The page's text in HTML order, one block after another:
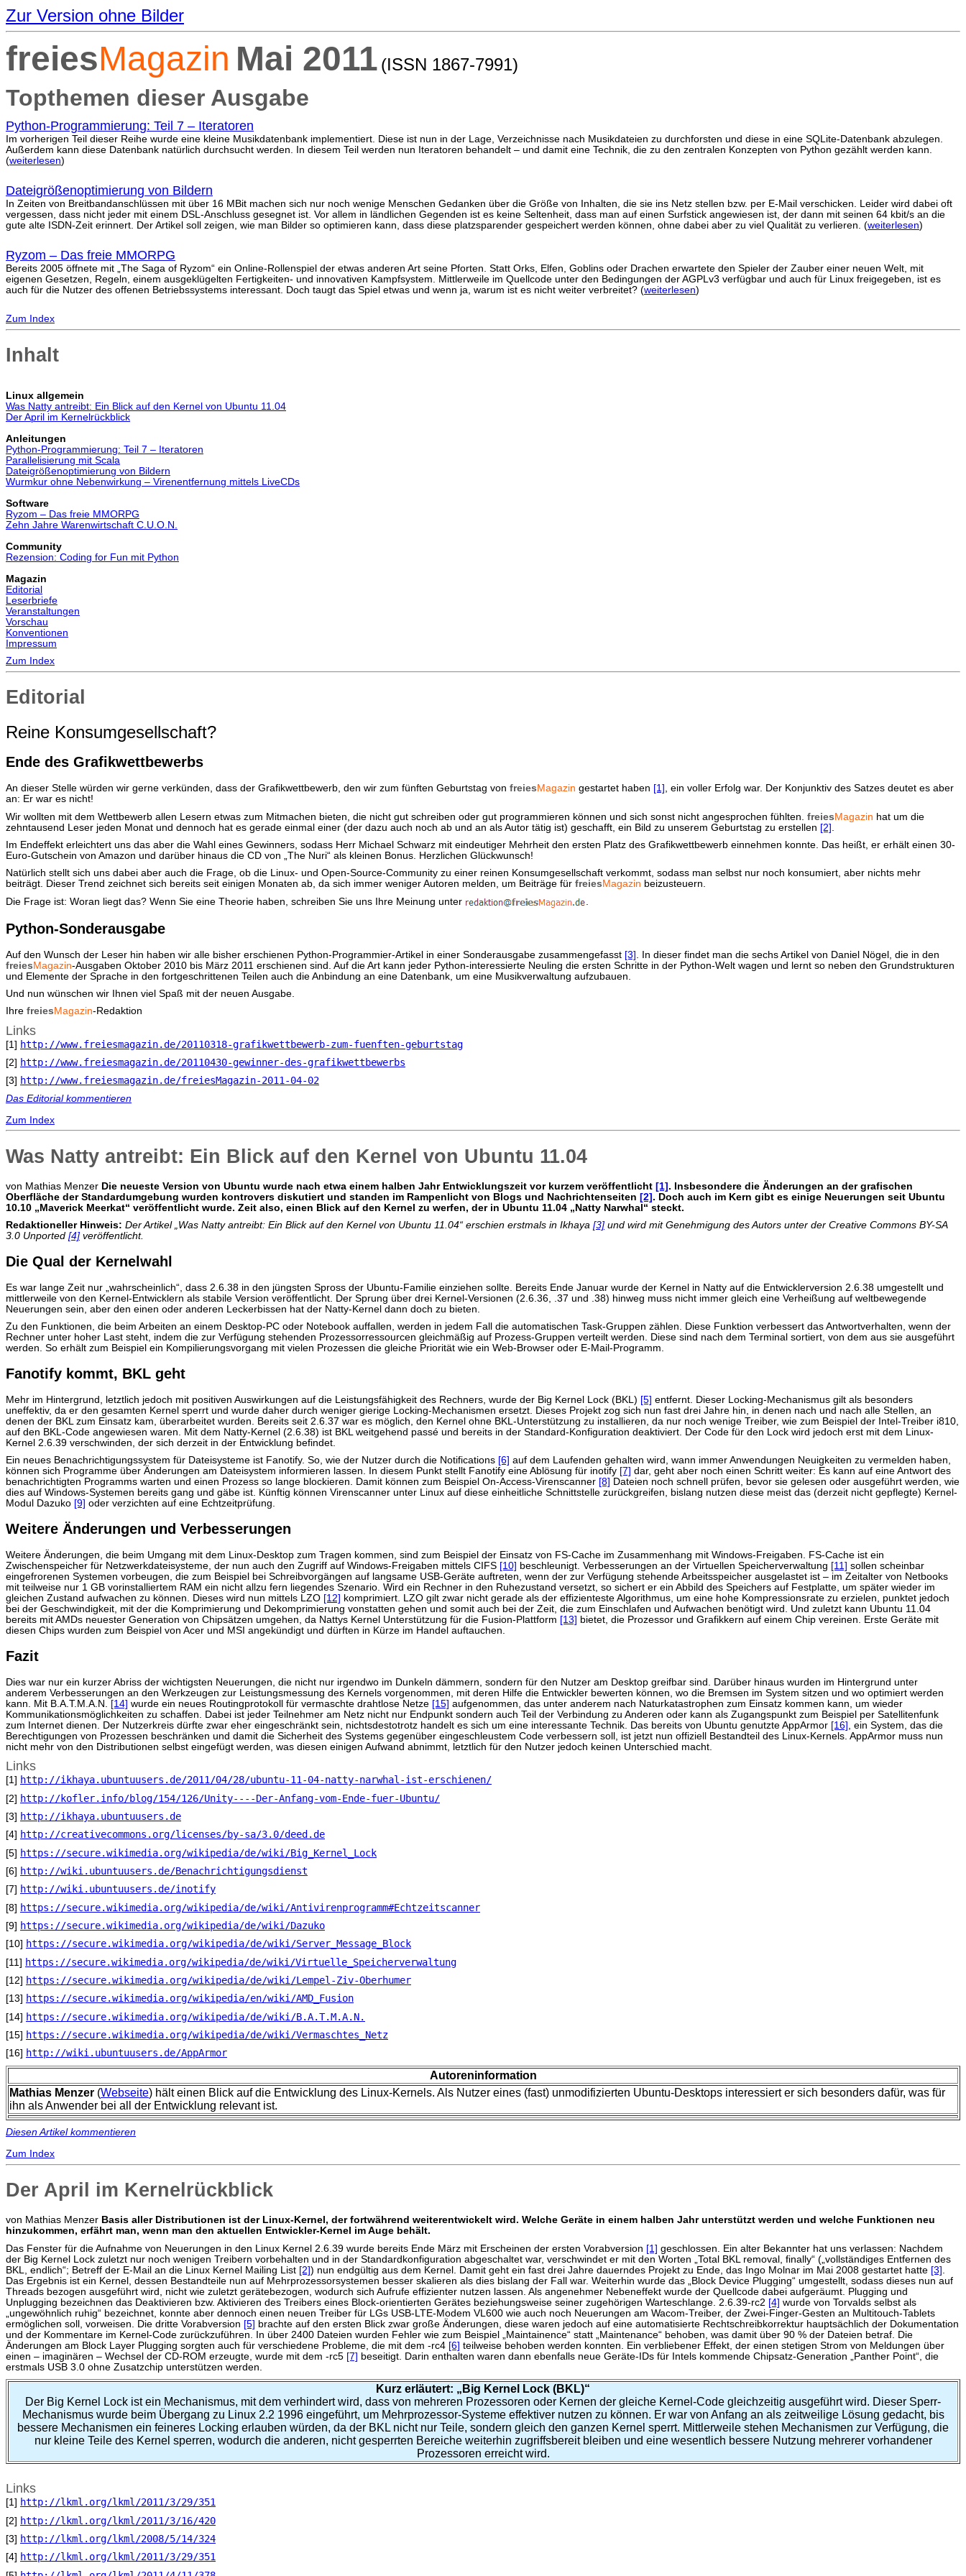
Zur Version ohne Bilder
freiesMagazin Mai 2011 (ISSN 1867-7991)
Topthemen dieser Ausgabe
Python-Programmierung: Teil 7 – Iteratoren
Im vorherigen Teil dieser Reihe wurde eine kleine Musikdatenbank implementiert. Diese ist nun in der Lage, Verzeichnisse nach Musikdateien zu durchforsten und diese in eine SQLite-Datenbank abzulegen.
Außerdem kann diese Datenbank natürlich durchsucht werden. In diesem Teil werden nun Iteratoren behandelt – und damit eine Technik, die zu den zentralen Konzepten von Python gezählt werden kann.
(weiterlesen)
Dateigrößenoptimierung von Bildern
In Zeiten von Breitbandanschlüssen mit über 16 MBit machen sich nur noch wenige Menschen Gedanken über die Größe von Inhalten, die sie ins Netz stellen bzw. per E-Mail verschicken. Leider wird dabei oft
vergessen, dass nicht jeder mit einem DSL-Anschluss gesegnet ist. Vor allem in ländlichen Gegenden ist es keine Seltenheit, dass man auf einen Surfstick angewiesen ist, der dann mit seinen 64 kbit/s an die
gute alte ISDN-Zeit erinnert. Der Artikel soll zeigen, wie man Bilder so optimieren kann, dass diese platzsparender gespeichert werden können, ohne dabei aber zu viel Qualität zu verlieren. (weiterlesen)
Ryzom – Das freie MMORPG
Bereits 2005 öffnete mit „The Saga of Ryzom“ ein Online-Rollenspiel der etwas anderen Art seine Pforten. Statt Orks, Elfen, Goblins oder Drachen erwartete den Spieler der Zauber einer neuen Welt, mit
eigenen Gesetzen, Regeln, einem ausgeklügelten Fertigkeiten- und innovativen Kampfsystem. Mittlerweile im Quellcode unter den Bedingungen der AGPLv3 verfügbar und auch für Linux freigegeben, ist es
auch für die Nutzer des offenen Betriebssystems interessant. Doch taugt das Spiel etwas und wenn ja, warum ist es nicht weiter verbreitet? (weiterlesen)
Zum Index
Inhalt
Linux allgemein
Was Natty antreibt: Ein Blick auf den Kernel von Ubuntu 11.04
Der April im Kernelrückblick
Anleitungen
Python-Programmierung: Teil 7 – Iteratoren
Parallelisierung mit Scala
Dateigrößenoptimierung von Bildern
Wurmkur ohne Nebenwirkung – Virenentfernung mittels LiveCDs
Software
Ryzom – Das freie MMORPG
Zehn Jahre Warenwirtschaft C.U.O.N.
Community
Rezension: Coding for Fun mit Python
Magazin
Editorial
Leserbriefe
Veranstaltungen
Vorschau
Konventionen
Impressum
Zum Index
Editorial
Reine Konsumgesellschaft?
Ende des Grafikwettbewerbs
An dieser Stelle würden wir gerne verkünden, dass der Grafikwettbewerb, den wir zum fünften Geburtstag von freies Magazin gestartet haben [1] , ein voller Erfolg war. Der Konjunktiv des Satzes deutet es aber
an: Er war es nicht!
Wir wollten mit dem Wettbewerb allen Lesern etwas zum Mitmachen bieten, die nicht gut schreiben oder gut programmieren können und sich sonst nicht angesprochen fühlten. freiesMagazin hat um die
zehntausend Leser jeden Monat und dennoch hat es gerade einmal einer (der dazu auch noch ab und an als Autor tätig ist) geschafft, ein Bild zu unserem Geburtstag zu erstellen [2]
Im Endeffekt erleichtert uns das aber die Wahl eines Gewinners, sodass Herr Michael Schwarz mit eindeutiger Mehrheit den ersten Platz des Grafikwettbewerb einnehmen konnte. Das heißt, er erhält einen 30-
Euro-Gutschein von Amazon und darüber hinaus die CD von „The Nuri“ als kleinen Bonus. Herzlichen Glückwunsch!
Natürlich stellt sich uns dabei aber auch die Frage, ob die Linux- und Open-Source-Community zu einer reinen Konsumgesellschaft verkommt, sodass man selbst nur noch konsumiert, aber nichts mehr
beiträgt. Dieser Trend zeichnet sich bereits seit einigen Monaten ab, da sich immer weniger Autoren melden, um Beiträge für freies Magazin beizusteuern.
Die Frage ist: Woran liegt das? Wenn Sie eine Theorie haben, schreiben Sie uns Ihre Meinung unter
Python-Sonderausgabe
Auf den Wunsch der Leser hin haben wir alle bisher erschienen Python-Programmier-Artikel in einer Sonderausgabe zusammengefasst [3] . In dieser findet man die sechs Artikel von Daniel Nögel, die in den
freiesMagazin-Ausgaben Oktober 2010 bis März 2011 erschienen sind. Auf die Art kann jeder Python-interessierte Neuling die ersten Schritte in der Python-Welt wagen und lernt so neben den Grundstrukturen
und Elemente der Sprache in den fortgeschrittenen Teilen auch die Anbindung an eine Datenbank, um eine Musikverwaltung aufzubauen.
Und nun wünschen wir Ihnen viel Spaß mit der neuen Ausgabe.
Ihre freies Magazin-Redaktion
Links
[1] http://www.freiesmagazin.de/20110318-grafikwettbewerb-zum-fuenften-geburtstag
[2] http://www.freiesmagazin.de/20110430-gewinner-des-grafikwettbewerbs
[3] http://www.freiesmagazin.de/freiesMagazin-2011-04-02
Das Editorial kommentieren
Zum Index
Was Natty antreibt: Ein Blick auf den Kernel von Ubuntu 11.04
von Mathias Menzer Die neueste Version von Ubuntu wurde nach etwa einem halben Jahr Entwicklungszeit vor kurzem veröffentlicht [1] . Insbesondere die Änderungen an der grafischen
Oberfläche der Standardumgebung wurden kontrovers diskutiert und standen im Rampenlicht von Blogs und Nachrichtenseiten [2] . Doch auch im Kern gibt es einige Neuerungen seit Ubuntu
10.10 „Maverick Meerkat“ veröffentlicht wurde. Zeit also, einen Blick auf den Kernel zu werfen, der in Ubuntu 11.04 „Natty Narwhal“ steckt.
Redaktioneller Hinweis: Der Artikel „Was Natty antreibt: Ein Blick auf den Kernel von Ubuntu 11.04“ erschien erstmals in Ikhaya [3] und wird mit Genehmigung des Autors unter der Creative Commons BY-SA
3.0 Unported [4] veröffentlicht.
Die Qual der Kernelwahl
Es war lange Zeit nur „wahrscheinlich“, dass 2.6.38 in den jüngsten Spross der Ubuntu-Familie einziehen sollte. Bereits Ende Januar wurde der Kernel in Natty auf die Entwicklerversion 2.6.38 umgestellt und
mittlerweile von den Kernel-Entwicklern als stabile Version veröffentlicht. Der Sprung über drei Kernel-Versionen (2.6.36, .37 und .38) hinweg muss nicht immer gleich eine Verheißung auf weltbewegende
Neuerungen sein, aber den einen oder anderen Leckerbissen hat der Natty-Kernel dann doch zu bieten.
Zu den Funktionen, die beim Arbeiten an einem Desktop-PC oder Notebook auffallen, werden in jedem Fall die automatischen Task-Gruppen zählen. Diese Funktion verbessert das Antwortverhalten, wenn der
Rechner unter hoher Last steht, indem die zur Verfügung stehenden Prozessorressourcen gleichmäßig auf Prozess-Gruppen verteilt werden. Diese sind nach dem Terminal sortiert, von dem aus sie ausgeführt
werden. So erhält zum Beispiel ein Kompilierungsvorgang mit vielen Prozessen die gleiche Priorität wie ein Web-Browser oder E-Mail-Programm.
Fanotify kommt, BKL geht
Mehr im Hintergrund, letztlich jedoch mit positiven Auswirkungen auf die Leistungsfähigkeit des Rechners, wurde der Big Kernel Lock (BKL) [5] entfernt. Dieser Locking-Mechanismus gilt als besonders
uneffektiv, da er den gesamten Kernel sperrt und wurde daher durch weniger gierige Locking-Mechanismen ersetzt. Dieses Projekt zog sich nun fast drei Jahre hin, in denen nach und nach alle Stellen, an
denen der BKL zum Einsatz kam, überarbeitet wurden. Bereits seit 2.6.37 war es möglich, den Kernel ohne BKL-Unterstützung zu installieren, da nur noch wenige Treiber, wie zum Beispiel der Intel-Treiber i810,
auf den BKL-Code angewiesen waren. Mit dem Natty-Kernel (2.6.38) ist BKL weitgehend passé und bereits in der Standard-Konfiguration deaktiviert. Der Code für den Lock wird jedoch erst mit dem Linux-
Kernel 2.6.39 verschwinden, der sich derzeit in der Entwicklung befindet.
Ein neues Benachrichtigungssystem für Dateisysteme ist Fanotify. So, wie der Nutzer durch die Notifications [6] auf dem Laufenden gehalten wird, wann immer Anwendungen Neuigkeiten zu vermelden haben,
können sich Programme über Änderungen am Dateisystem informieren lassen. In diesem Punkt stellt Fanotify eine Ablösung für inotify [7] dar, geht aber noch einen Schritt weiter: Es kann auf eine Antwort des
benachrichtigten Programms warten und einen Prozess so lange blockieren. Damit können zum Beispiel On-Access-Virenscanner [8] Dateien noch schnell prüfen, bevor sie gelesen oder ausgeführt werden, wie
dies auf Windows-Systemen bereits gang und gäbe ist. Künftig können Virenscanner unter Linux auf diese einheitliche Schnittstelle zurückgreifen, bislang nutzen diese meist das (derzeit nicht gepflegte) Kernel-
Modul Dazuko [9] oder verzichten auf eine Echtzeitprüfung.
Weitere Änderungen und Verbesserungen
Weitere Änderungen, die beim Umgang mit dem Linux-Desktop zum Tragen kommen, sind zum Beispiel der Einsatz von FS-Cache im Zusammenhang mit Windows-Freigaben. FS-Cache ist ein
Zwischenspeicher für Netzwerkdateisysteme, der nun auch den Zugriff auf Windows-Freigaben mittels CIFS [10] beschleunigt. Verbesserungen an der Virtuellen Speicherverwaltung [11] sollen scheinbar
eingefrorenen Systemen vorbeugen, die zum Beispiel bei Schreibvorgängen auf langsame USB-Geräte auftreten, wenn der zur Verfügung stehende Arbeitsspeicher ausgelastet ist – im Zeitalter von Netbooks
mit teilweise nur 1 GB vorinstalliertem RAM ein nicht allzu fern liegendes Szenario. Wird ein Rechner in den Ruhezustand versetzt, so sichert er ein Abbild des Speichers auf Festplatte, um später wieder im
gleichen Zustand aufwachen zu können. Dieses wird nun mittels LZO [12] komprimiert. LZO gilt zwar nicht gerade als der effizienteste Algorithmus, um eine hohe Kompressionsrate zu erzielen, punktet jedoch
bei der Geschwindigkeit, mit der die Komprimierung und Dekomprimierung vonstatten gehen und somit auch bei der Zeit, die zum Einschlafen und Aufwachen benötigt wird. Und zuletzt kann Ubuntu 11.04
bereits mit AMDs neuester Generation von Chipsätzen umgehen, da Nattys Kernel Unterstützung für die Fusion-Plattform [13] bietet, die Prozessor und Grafikkern auf einem Chip vereinen. Erste Geräte mit
diesen Chips wurden zum Beispiel von Acer und MSI angekündigt und dürften in Kürze im Handel auftauchen.
Fazit
Dies war nur ein kurzer Abriss der wichtigsten Neuerungen, die nicht nur irgendwo im Dunkeln dämmern, sondern für den Nutzer am Desktop greifbar sind. Darüber hinaus wurden im Hintergrund unter
anderem Verbesserungen an den Werkzeugen zur Leistungsmessung des Kernels vorgenommen, mit deren Hilfe die Entwickler bewerten können, wo die Bremsen im System sitzen und wo optimiert werden
kann. Mit B.A.T.M.A.N. [14] wurde ein neues Routingprotokoll für vermaschte drahtlose Netze [15] aufgenommen, das unter anderem nach Naturkatastrophen zum Einsatz kommen kann, um wieder
Kommunikationsmöglichkeiten zu schaffen. Dabei ist jeder Teilnehmer am Netz nicht nur Endpunkt sondern auch Teil der Verbindung zu Anderen oder kann als Zugangspunkt zum Beispiel per Satellitenfunk
zum Internet dienen. Der Nutzerkreis dürfte zwar eher eingeschränkt sein, nichtsdestotrotz handelt es sich um eine interessante Technik. Das bereits von Ubuntu genutzte AppArmor [16] , ein System, das die
Berechtigungen von Prozessen beschränken und damit die Sicherheit des Systems gegenüber eingeschleustem Code verbessern soll, ist jetzt nun offiziell Bestandteil des Linux-Kernels. AppArmor muss nun
nicht mehr von den Distributionen selbst eingefügt werden, was diesen einigen Aufwand abnimmt, letztlich für den Nutzer jedoch keinen Unterschied macht.
Links
[1] http://ikhaya.ubuntuusers.de/2011/04/28/ubuntu-11-04-natty-narwhal-ist-erschienen/
[2] http://kofler.info/blog/154/126/Unity----Der-Anfang-vom-Ende-fuer-Ubuntu/
[3] http://ikhaya.ubuntuusers.de
[4] http://creativecommons.org/licenses/by-sa/3.0/deed.de
[5] https://secure.wikimedia.org/wikipedia/de/wiki/Big_Kernel_Lock
[6] http://wiki.ubuntuusers.de/Benachrichtigungsdienst
[7] http://wiki.ubuntuusers.de/inotify
[8] https://secure.wikimedia.org/wikipedia/de/wiki/Antivirenprogramm#Echtzeitscanner
[9] https://secure.wikimedia.org/wikipedia/de/wiki/Dazuko
[10] https://secure.wikimedia.org/wikipedia/de/wiki/Server_Message_Block
[11] https://secure.wikimedia.org/wikipedia/de/wiki/Virtuelle_Speicherverwaltung
[12] https://secure.wikimedia.org/wikipedia/de/wiki/Lempel-Ziv-Oberhumer
[13] https://secure.wikimedia.org/wikipedia/en/wiki/AMD_Fusion
[14] https://secure.wikimedia.org/wikipedia/de/wiki/B.A.T.M.A.N.
[15] https://secure.wikimedia.org/wikipedia/de/wiki/Vermaschtes_Netz
[16] http://wiki.ubuntuusers.de/AppArmor
Autoreninformation
Mathias Menzer (Webseite) hält einen Blick auf die Entwicklung des Linux-Kernels. Als Nutzer eines (fast) unmodifizierten Ubuntu-Desktops interessiert er sich besonders dafür, was für
ihn als Anwender bei all der Entwicklung relevant ist.
Diesen Artikel kommentieren
Zum Index
Der April im Kernelrückblick
von Mathias Menzer Basis aller Distributionen ist der Linux-Kernel, der fortwährend weiterentwickelt wird. Welche Geräte in einem halben Jahr unterstützt werden und welche Funktionen neu
hinzukommen, erfährt man, wenn man den aktuellen Entwickler-Kernel im Auge behält.
Das Fenster für die Aufnahme von Neuerungen in den Linux Kernel 2.6.39 wurde bereits Ende März mit Erscheinen der ersten Vorabversion [1] geschlossen. Ein alter Bekannter hat uns verlassen: Nachdem
der Big Kernel Lock zuletzt nur noch wenigen Treibern vorbehalten und in der Standardkonfiguration abgeschaltet war, verschwindet er mit den Worten „Total BKL removal, finally“ („vollständiges Entfernen des
BKL, endlich“; Betreff der E-Mail an die Linux Kernel Mailing List [2]) nun endgültig aus dem Kernel. Damit geht ein fast drei Jahre dauerndes Projekt zu Ende, das Ingo Molnar im Mai 2008 gestartet hatte [3]
Das Ergebnis ist ein Kernel, dessen Bestandteile nun auf Mehrprozessorsystemen besser skalieren als dies bislang der Fall war. Weiterhin wurde das „Block Device Plugging“ umgestellt, sodass dieses nun auf
Threads bezogen ausgeführt wird, nicht wie zuletzt gerätebezogen, wodurch sich Aufrufe effizienter nutzen lassen. Als angenehmer Nebeneffekt wurde der Quellcode dabei aufgeräumt. Plugging und
Unplugging bezeichnen das Deaktivieren bzw. Aktivieren des Treibers eines Block-orientierten Gerätes beziehungsweise seiner zugehörigen Warteschlange. 2.6.39-rc2 [4] wurde von Torvalds selbst als
„ungewöhnlich ruhig“ bezeichnet, konnte aber dennoch einen neuen Treiber für LGs USB-LTE-Modem VL600 wie auch noch Neuerungen am Wacom-Treiber, der Zwei-Finger-Gesten an Multitouch-Tablets
ermöglichen soll, vorweisen. Die dritte Vorabversion [5] brachte auf den ersten Blick zwar große Änderungen, diese waren jedoch auf eine automatisierte Rechtschreibkorrektur hauptsächlich der Dokumentation
und der Kommentare im Kernel-Code zurückzuführen. In über 2400 Dateien wurden Fehler wie zum Beispiel „Maintainence“ statt „Maintenance“ behoben, was damit über 90 % der Dateien betraf. Die
Änderungen am Block Layer Plugging sorgten auch für verschiedene Probleme, die mit dem -rc4 [6] teilweise behoben werden konnten. Ein verbliebener Effekt, der einen stetigen Strom von Meldungen über
einen – imaginären – Wechsel der CD-ROM erzeugte, wurde mit dem -rc5 [7] beseitigt. Darin enthalten waren dann ebenfalls neue Geräte-IDs für Intels kommende Chipsatz-Generation „Panther Point“, die
erstmals USB 3.0 ohne Zusatzchip unterstützen werden.
Kurz erläutert: „Big Kernel Lock (BKL)“
Der Big Kernel Lock ist ein Mechanismus, mit dem verhindert wird, dass von mehreren Prozessoren oder Kernen der gleiche Kernel-Code gleichzeitig ausgeführt wird. Dieser Sperr-
Mechanismus wurde beim Übergang zu Linux 2.2 1996 eingeführt, um Mehrprozessor-Systeme effektiver nutzen zu können. Er war von Anfang an als zeitweilige Lösung gedacht, bis
bessere Mechanismen ein feineres Locking erlauben würden, da der BKL nicht nur Teile, sondern gleich den ganzen Kernel sperrt. Mittlerweile stehen Mechanismen zur Verfügung, die
nur kleine Teile des Kernel sperren, wodurch die anderen, nicht gesperrten Bereiche weiterhin zugriffsbereit bleiben und eine wesentlich bessere Nutzung mehrerer vorhandener
Prozessoren erreicht wird.
Links
[1] http://lkml.org/lkml/2011/3/29/351
[2] http://lkml.org/lkml/2011/3/16/420
[3] http://lkml.org/lkml/2008/5/14/324
[4] http://lkml.org/lkml/2011/3/29/351